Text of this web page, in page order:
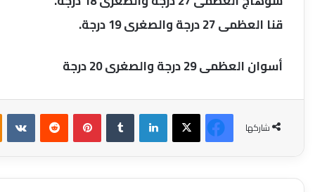
قنا العظمى 27 درجة والصغرى 19 درجة.
أسوان العظمى 29 درجة والصغرى 20 درجة
شاركها
فيسبوك‫X لينكدإن بينتيريست